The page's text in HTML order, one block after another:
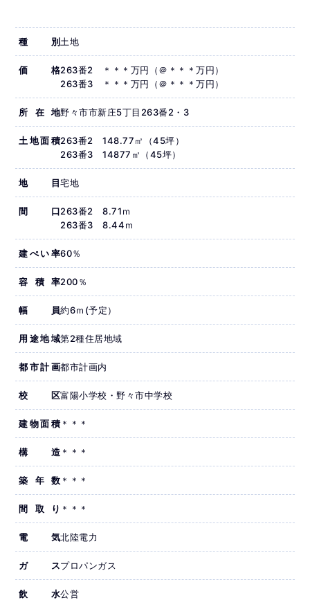
種別 土地
価格263番2 ＊＊＊万円（＠＊＊＊万円）
263番3 ＊＊＊万円（＠＊＊＊万円）
所在地野々市市新庄5丁目263番2・3
土地面積263番2 148.77㎡（45坪）
263番3 14877㎡（45坪）
地目宅地
間口263番2 8.71ｍ
263番3 8.44ｍ
建ぺい率60％
容積率200％
幅員約6ｍ(予定）
用途地域第2種住居地域
都市計画都市計画内
校区富陽小学校・野々市中学校
建物面積＊＊＊
構造 ＊＊＊
築年数 ＊＊＊
間取り ＊＊＊
電気北陸電力
ガスプロパンガス
飲水公営